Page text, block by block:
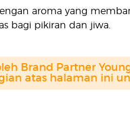
aroma yang
bagi pikiran dan jiwa.
Brand Partner
atas halaman ini